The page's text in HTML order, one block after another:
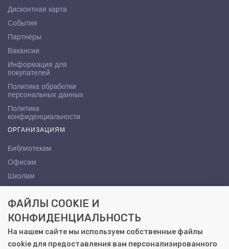
Дисконтная карта
События
Партнёры
Вакансии
Информация для
покупателей
Политика обработки
персональных данных
Политика
конфиденциальности
ОРГАНИЗАЦИЯМ
Библиотекам
Офисам
Школам
КОНТАКТЫ
Саратов, ул. Осипова, 10А
+7 (8452) 72-65-65
ФАЙЛЫ COOKIE И
КОНФИДЕНЦИАЛЬНОСТЬ
На нашем сайте мы используем собственные файлы
cookie для предоставления вам персонализированного